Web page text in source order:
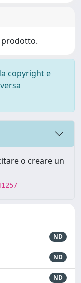
prodotto.
copyright e
o creare un
ND
ND
ND